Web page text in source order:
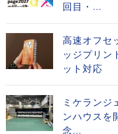
回目・...
高速オフセ
ッジプリン
ット対応
ミケラン
ンハウス
念...